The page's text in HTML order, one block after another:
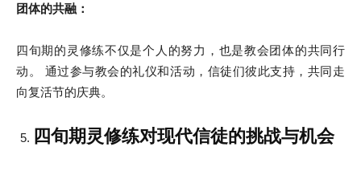
团体的共融：
四旬期的灵修练不仅是个人的努力，也是教会团体的共同行
动。 通过参与教会的礼仪和活动，信徒们彼此支持，共同走
向复活节的庆典。
四旬期灵修练对现代信徒的挑战与机会